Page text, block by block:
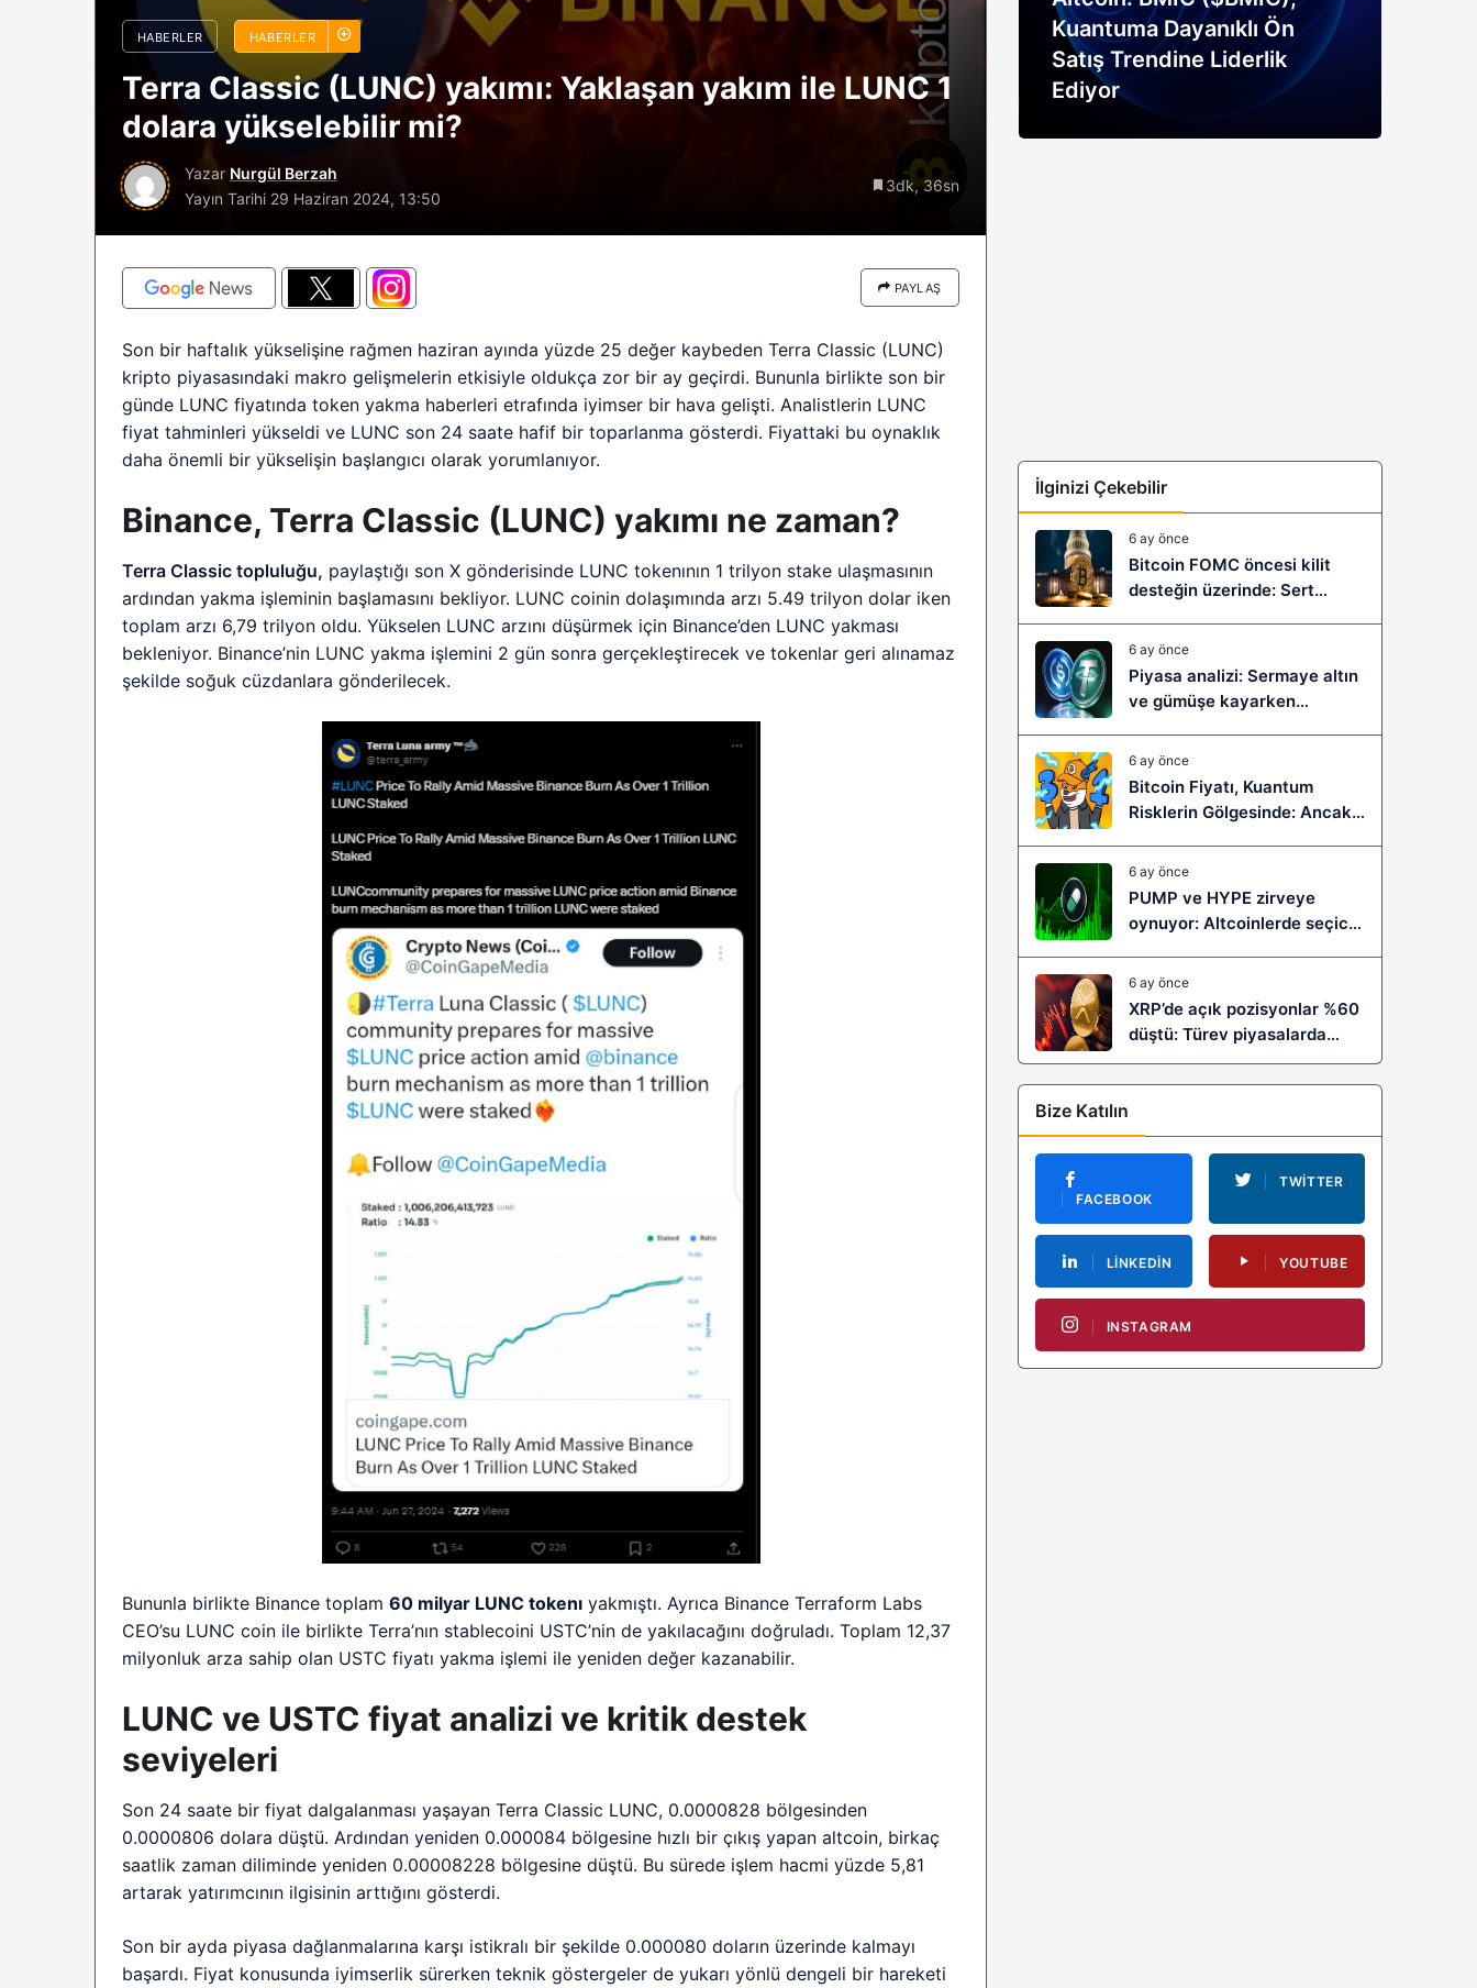
HABERLER HABERLER
Terra Classic (LUNC) yakımı: Yaklaşan yakım ile LUNC 1
dolara yükselebilir mi?
Yazar Nurgül Berzah
Yayın Tarihi 29 Haziran 2024, 13:50
3dk, 36sn
PAYLAŞ
Son bir haftalık yükselişine rağmen haziran ayında yüzde 25 değer kaybeden Terra Classic (LUNC)
kripto piyasasındaki makro gelişmelerin etkisiyle oldukça zor bir ay geçirdi. Bununla birlikte son bir
günde LUNC fiyatında token yakma haberleri etrafında iyimser bir hava gelişti. Analistlerin LUNC
fiyat tahminleri yükseldi ve LUNC son 24 saate hafif bir toparlanma gösterdi. Fiyattaki bu oynaklık
daha önemli bir yükselişin başlangıcı olarak yorumlanıyor.
Binance, Terra Classic (LUNC) yakımı ne zaman?
Terra Classic topluluğu, paylaştığı son X gönderisinde LUNC tokenının 1 trilyon stake ulaşmasının
ardından yakma işleminin başlamasını bekliyor. LUNC coinin dolaşımında arzı 5.49 trilyon dolar iken
toplam arzı 6,79 trilyon oldu. Yükselen LUNC arzını düşürmek için Binance’den LUNC yakması
bekleniyor. Binance’nin LUNC yakma işlemini 2 gün sonra gerçekleştirecek ve tokenlar geri alınamaz
şekilde soğuk cüzdanlara gönderilecek.
Bununla birlikte Binance toplam60 milyar LUNC tokenı yakmıştı. Ayrıca Binance Terraform Labs
CEO’su LUNC coin ile birlikte Terra’nın stablecoini USTC’nin de yakılacağını doğruladı. Toplam 12,37
milyonluk arza sahip olan USTC fiyatı yakma işlemi ile yeniden değer kazanabilir.
LUNC ve USTC fiyat analizi ve kritik destek
seviyeleri
Son 24 saate bir fiyat dalgalanması yaşayan Terra Classic LUNC, 0.0000828 bölgesinden
0.0000806 dolara düştü. Ardından yeniden 0.000084 bölgesine hızlı bir çıkış yapan altcoin, birkaç
saatlik zaman diliminde yeniden 0.00008228 bölgesine düştü. Bu sürede işlem hacmi yüzde 5,81
artarak yatırımcının ilgisinin arttığını gösterdi.
Son bir ayda piyasa dağlanmalarına karşı istikralı bir şekilde 0.000080 doların üzerinde kalmayı
başardı. Fiyat konusunda iyimserlik sürerken teknik göstergeler de yukarı yönlü dengeli bir hareketi
sürüyor: Analistlere göre
2026 BTC çöküşü neden
sınırlı kalabilir?
Riski: Uzun Vadeli HYPER
Boğaları 31,1 Milyon Dolarlık
Birikim Yapıyor
Kuantuma Dayanıklı Ön
Satış Trendine Liderlik
Ediyor
İlginizi Çekebilir
6 ay önce
Bitcoin FOMC öncesi kilit
desteğin üzerinde: Sert
geliyor?
6 ay önce
Piyasa analizi: Sermaye altın
ve gümüşe kayarken
6 ay önce
Bitcoin Fiyatı, Kuantum
Risklerin Gölgesinde: Ancak
Sıçramaya Yaşayabilir!
6 ay önce
PUMP ve HYPE zirveye
oynuyor: Altcoinlerde seçici
6 ay önce
XRP’de açık pozisyonlar %60
düştü: Türev piyasalarda
kaldıraç temizliği yeni bir
trendin habercisi mi?
Bize Katılın
FACEBOOK
TWITTER
LINKEDIN YOUTUBE
INSTAGRAM